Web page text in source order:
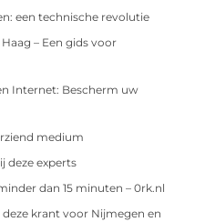
een technische revolutie
– Een gids voor
Internet: Bescherm uw
medium
deze experts
dan 15 minuten – 0rk.nl
krant voor Nijmegen en